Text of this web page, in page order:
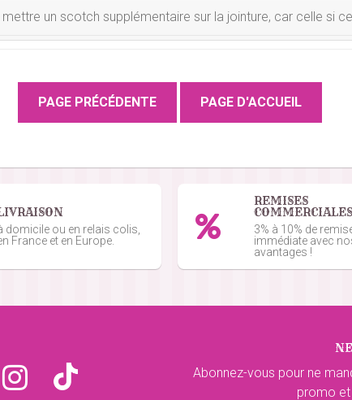
un scotch supplémentaire sur la jointure, car celle si
2025
domicile ou en relais colis,
France et en Europe.
REMISES
COMMERCIALES
3% à 10% de
immédiate avec
avantages !
Abonnez-vous pour ne
promo et